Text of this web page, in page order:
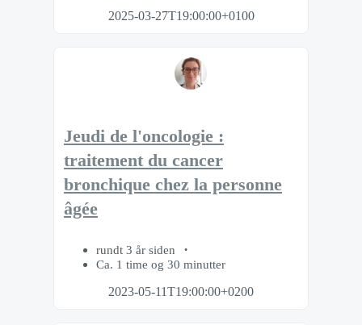
2025-03-27T19:00:00+0100
Jeudi de l'oncologie :
traitement du cancer
bronchique chez la personne
âgée
rundt 3 år siden
Ca. 1 time og 30 minutter
2023-05-11T19:00:00+0200